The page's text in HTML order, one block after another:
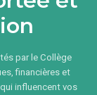
par le Collège
financières et
influencent vos